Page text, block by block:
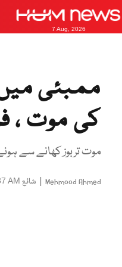
7 Aug, 2026
ممبئی
کی موت ،
موت تربوز کھانے سے
Mehmood Ahmed
| شائع AM